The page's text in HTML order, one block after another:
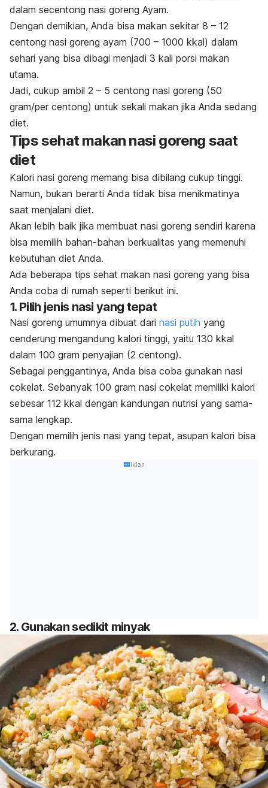
dalam secentong nasi goreng Ayam.
Dengan demikian, Anda bisa makan sekitar 8 – 12
centong nasi goreng ayam (700 – 1000 kkal) dalam
sehari yang bisa dibagi menjadi 3 kali porsi makan
utama.
Jadi, cukup ambil 2 – 5 centong nasi goreng (50
gram/per centong) untuk sekali makan jika Anda sedang
diet.
Tips sehat makan nasi goreng saat
diet
Kalori nasi goreng memang bisa dibilang cukup tinggi.
Namun, bukan berarti Anda tidak bisa menikmatinya
saat menjalani diet.
Akan lebih baik jika membuat nasi goreng sendiri karena
bisa memilih bahan-bahan berkualitas yang memenuhi
kebutuhan diet Anda.
Ada beberapa tips sehat makan nasi goreng yang bisa
Anda coba di rumah seperti berikut ini.
1. Pilih jenis nasi yang tepat
Nasi goreng umumnya dibuat dari nasi putih yang
cenderung mengandung kalori tinggi, yaitu 130 kkal
dalam 100 gram penyajian (2 centong).
Sebagai penggantinya, Anda bisa coba gunakan nasi
cokelat. Sebanyak 100 gram nasi cokelat memiliki kalori
sebesar 112 kkal dengan kandungan nutrisi yang sama-
sama lengkap.
Dengan memilih jenis nasi yang tepat, asupan kalori bisa
berkurang.
Iklan
2. Gunakan sedikit minyak